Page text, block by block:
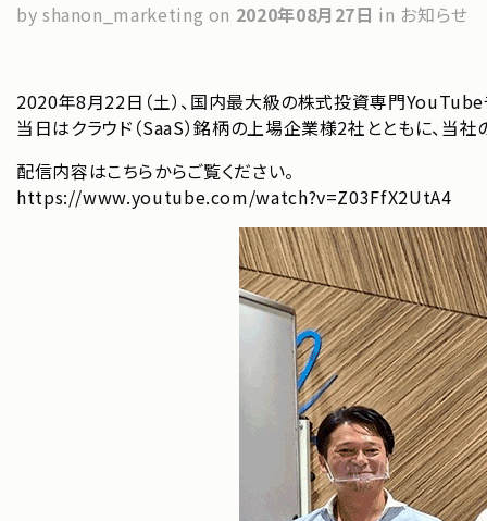
by shanon_marketing on 2020年08月27日 in お知らせ
2020年8月22日（土）、国内最大級の株式投資専門YouTube
当日はクラウド（SaaS）銘柄の上場企業様2社とともに、当
配信内容はこちらからご覧ください。
https://www.youtube.com/watch?v=Z03FfX2UtA4